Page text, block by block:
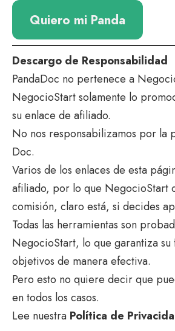
Quiero mi Panda
Descargo de Responsabilidad
PandaDoc no pertenece a
NegocioStart solamente lo
su enlace de afiliado.
No nos responsabilizamos por la
Doc.
Varios de los enlaces de esta
afiliado, por lo que NegocioStart
comisión, claro está, si decides
Todas las herramientas son
NegocioStart, lo que garantiza su
objetivos de manera efectiva.
Pero esto no quiere decir que
en todos los casos.
Lee nuestra Política de